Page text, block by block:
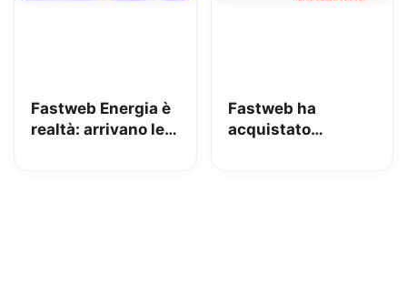
Fastweb Energia è
realtà: arrivano le
Fastweb ha
acquistato